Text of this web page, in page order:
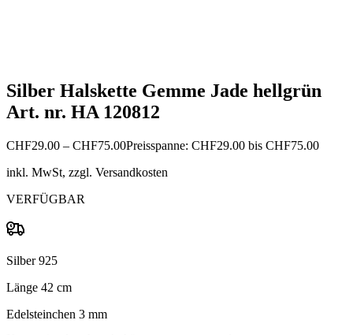
Silber Halskette Gemme Jade hellgrün
Art. nr. HA 120812
CHF29.00 – CHF75.00Preisspanne: CHF29.00 bis CHF75.00
inkl. MwSt, zzgl. Versandkosten
VERFÜGBAR
Silber 925
Länge 42 cm
Edelsteinchen 3 mm